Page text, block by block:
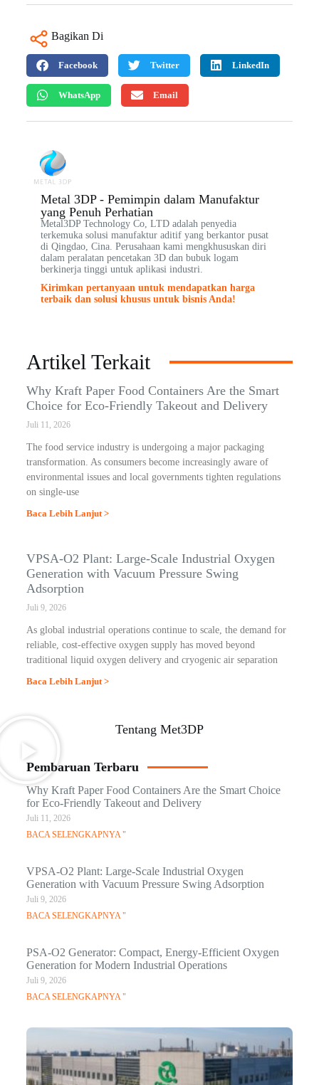
Bagikan Di
Facebook Twitter LinkedIn
WhatsApp Email
Metal 3DP - Pemimpin dalam Manufaktur
yang Penuh Perhatian
Metal3DP Technology Co, LTD adalah penyedia
terkemuka solusi manufaktur aditif yang berkantor pusat
di Qingdao, Cina. Perusahaan kami mengkhususkan diri
dalam peralatan pencetakan 3D dan bubuk logam
berkinerja tinggi untuk aplikasi industri.
Kirimkan pertanyaan untuk mendapatkan harga
terbaik dan solusi khusus untuk bisnis Anda!
Artikel Terkait
Why Kraft Paper Food Containers Are the Smart
Choice for Eco-Friendly Takeout and Delivery
Juli 11, 2026
The food service industry is undergoing a major packaging
transformation. As consumers become increasingly aware of
environmental issues and local governments tighten regulations
on single-use
Baca Lebih Lanjut >
VPSA-O2 Plant: Large-Scale Industrial Oxygen
Generation with Vacuum Pressure Swing
Adsorption
Juli 9, 2026
As global industrial operations continue to scale, the demand for
reliable, cost-effective oxygen supply has moved beyond
traditional liquid oxygen delivery and cryogenic air separation
Baca Lebih Lanjut >
Tentang Met3DP
Pembaruan Terbaru
Why Kraft Paper Food Containers Are the Smart Choice
for Eco-Friendly Takeout and Delivery
Juli 11, 2026
BACA SELENGKAPNYA "
VPSA-O2 Plant: Large-Scale Industrial Oxygen
Generation with Vacuum Pressure Swing Adsorption
Juli 9, 2026
BACA SELENGKAPNYA "
PSA-O2 Generator: Compact, Energy-Efficient Oxygen
Generation for Modern Industrial Operations
Juli 9, 2026
BACA SELENGKAPNYA "